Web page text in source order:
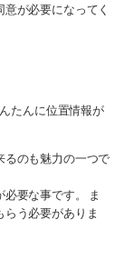
が必要になってく
たんに位置情報が
るのも魅力の一つで
要な事です。 ま
う必要がありま